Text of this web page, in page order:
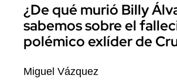
¿De qué murió Billy
sabemos sobre el
polémico exlíder de
Miguel Vázquez